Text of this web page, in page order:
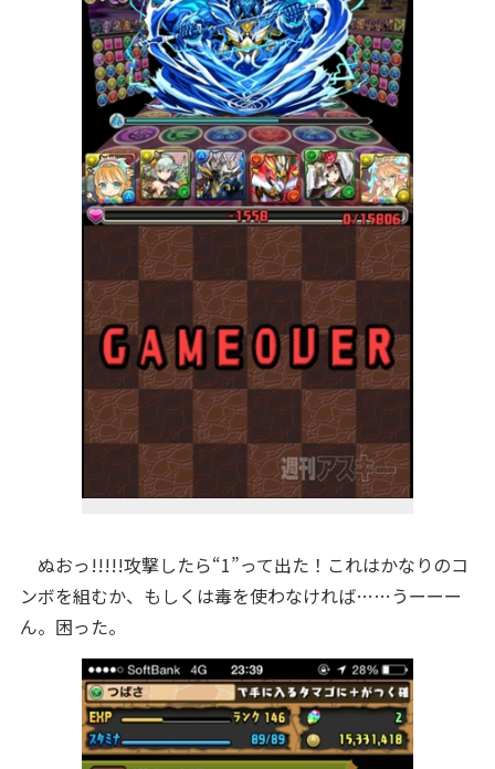
ぬおっ!!!!!攻撃したら“1”って出た！これはかなりのコ
ンボを組むか、もしくは毒を使わなければ……うーーー
ん。困った。